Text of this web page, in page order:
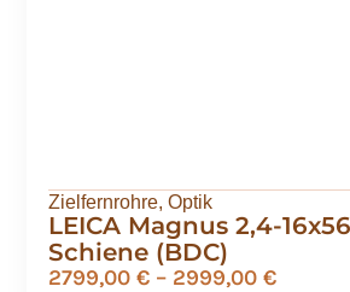
LEICA Magnus 2,4-
Schiene (BDC)
Zielfernrohre, Optik
2799,00 € – 2999,00 €